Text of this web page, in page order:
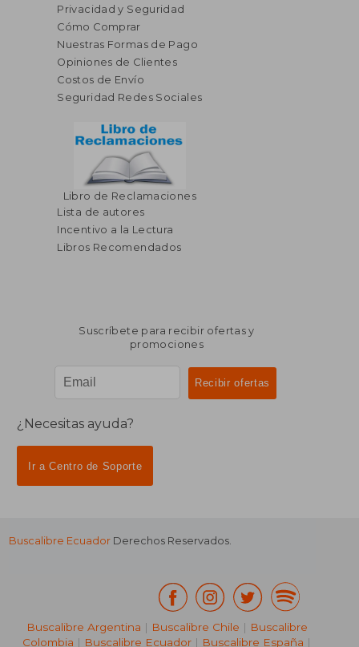
Privacidad y Seguridad
Cómo Comprar
Nuestras Formas de Pago
Opiniones de Clientes
Costos de Envío
Seguridad Redes Sociales
Libro de Reclamaciones
Lista de autores
Incentivo a la Lectura
Libros Recomendados
Suscríbete para recibir ofertas y
promociones
¿Necesitas ayuda?
Ir a Centro de Soporte
Buscalibre Ecuador Derechos Reservados.
Buscalibre Argentina | Buscalibre Chile | Buscalibre
Colombia | Buscalibre Ecuador | Buscalibre España |